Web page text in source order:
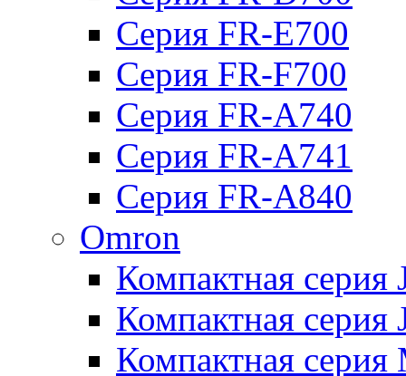
Серия FR-E700
Серия FR-F700
Серия FR-А740
Серия FR-А741
Серия FR-А840
Omron
Компактная серия
Компактная серия
Компактная серия